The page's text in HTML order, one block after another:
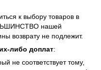
к выбору товаров в
нашей
возврату не подлежит.
либо доплат:
не соответствует тому,